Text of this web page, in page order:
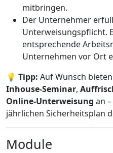
mitbringen.
Der Unternehmer
Unterweisungspflicht.
entsprechende
Unternehmen vor Ort
💡 Tipp: Auf Wunsch
Inhouse-Seminar,
Online-Unterweisung an
jährlichen Sicherheitsplan
Module